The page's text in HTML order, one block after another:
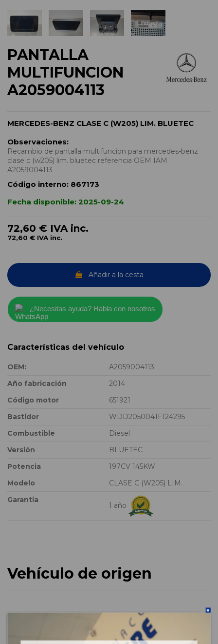
PANTALLA
MULTIFUNCION
A2059004113
MERCEDES-BENZ CLASE C (W205) LIM. BLUETEC
Observaciones:
Recambio de pantalla multifuncion para mercedes-benz
clase c (w205) lim. bluetec referencia OEM IAM
A2059004113
Código interno: 867173
Fecha disponible: 2025-09-24
72,60 € IVA inc.
72,60 € IVA inc.
Añadir a la cesta
¿Necesitas ayuda? Habla con nosotros
Características del vehículo
OEM:
A2059004113
Año fabricación
2014
Código motor
651921
Bastidor
WDD2050041F124295
Combustible
Diesel
Versión
BLUETEC
Potencia
197CV 145KW
Modelo
CLASE C (W205) LIM.
Garantia
1 año
Vehículo de origen